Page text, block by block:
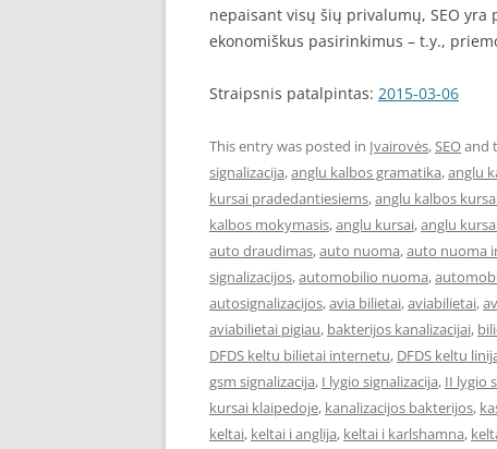
nepaisant visų šių privalumų, SEO
ekonomiškus pasirinkimus – t.y.,
Straipsnis patalpintas: 2015-03-06
This entry was posted in Įvairovės,SEOand
signalizacija,anglu kalbos gramatika,anglu
kursai pradedantiesiems,anglu kalbos
kalbos mokymasis,anglu kursai,anglu
auto draudimas,auto nuoma,auto nuoma
signalizacijos,automobilio nuoma,
autosignalizacijos,avia bilietai,aviabilietai,
aviabilietai pigiau, bakterijos kanalizacijai,
DFDS keltu bilietai internetu, DFDS keltu
gsm signalizacija, I lygio signalizacija, II lygio
kursai klaipedoje, kanalizacijos bakterijos,
keltai, keltai i anglija, keltai i karlshamna,